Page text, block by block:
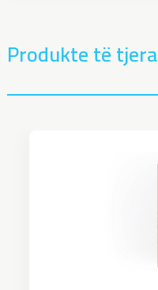
Produkte të tjera